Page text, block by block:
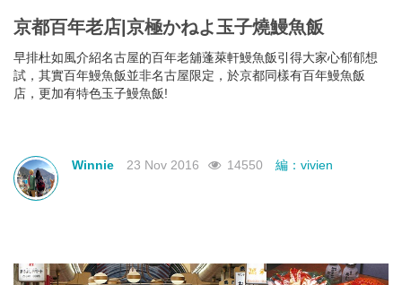
京都百年老店|京極かねよ玉子燒鰻魚飯
早排杜如風介紹名古屋的百年老舖蓬萊軒鰻魚飯引得大家心郁郁想
試，其實百年鰻魚飯並非名古屋限定，於京都同樣有百年鰻魚飯
店，更加有特色玉子鰻魚飯!
Winnie 23 Nov 2016 14550 編：vivien